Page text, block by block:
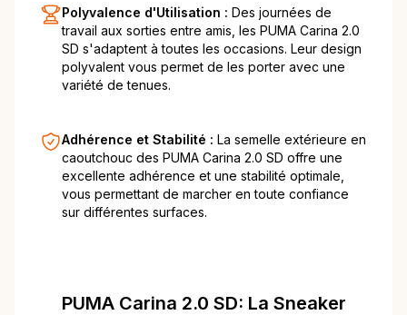
Polyvalence d'Utilisation : Des journées de
travail aux sorties entre amis, les PUMA Carina 2.0
SD s'adaptent à toutes les occasions. Leur design
polyvalent vous permet de les porter avec une
variété de tenues.
Adhérence et Stabilité : La semelle extérieure en
caoutchouc des PUMA Carina 2.0 SD offre une
excellente adhérence et une stabilité optimale,
vous permettant de marcher en toute confiance
sur différentes surfaces.
PUMA Carina 2.0 SD: La Sneaker